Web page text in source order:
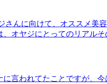
さんに向けて、オススメ
オヤジにとってのリアルそ
に言われてたことですが